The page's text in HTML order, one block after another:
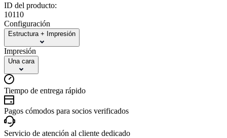
ID del producto:
10110
Configuración
Estructura + Impresión
Impresión
Una cara
Tiempo de entrega rápido
Pagos cómodos para socios verificados
Servicio de atención al cliente dedicado